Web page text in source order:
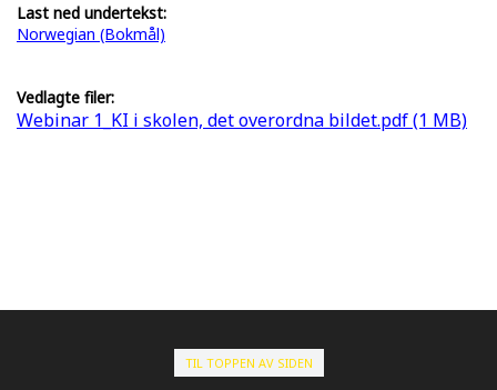
Last ned undertekst:
Norwegian (Bokmål)
Vedlagte filer:
Webinar 1_KI i skolen, det overordna bildet.pdf (1 MB)
TIL TOPPEN AV SIDEN